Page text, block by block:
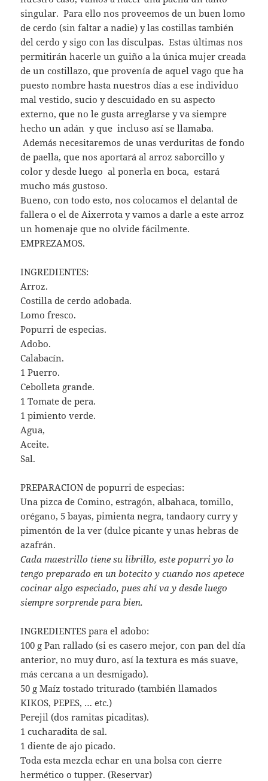
singular. Para ello nos proveemos de un buen lomo
de cerdo (sin faltar a nadie) y las costillas también
del cerdo y sigo con las disculpas. Estas últimas nos
permitirán hacerle un guiño a la única mujer creada
de un costillazo, que provenía de aquel vago que ha
puesto nombre hasta nuestros días a ese individuo
mal vestido, sucio y descuidado en su aspecto
externo, que no le gusta arreglarse y va siempre
hecho un adán y que incluso así se llamaba.
Además necesitaremos de unas verduritas de fondo
de paella, que nos aportará al arroz saborcillo y
color y desde luego al ponerla en boca, estará
mucho más gustoso.
Bueno, con todo esto, nos colocamos el delantal de
fallera o el de Aixerrota y vamos a darle a este arroz
un homenaje que no olvide fácilmente.
EMPREZAMOS.
INGREDIENTES:
Arroz.
Costilla de cerdo adobada.
Lomo fresco.
Popurri de especias.
Adobo.
Calabacín.
1 Puerro.
Cebolleta grande.
1 Tomate de pera.
1 pimiento verde.
Agua,
Aceite.
Sal.
PREPARACION de popurri de especias:
Una pizca de Comino, estragón, albahaca, tomillo,
orégano, 5 bayas, pimienta negra, tandaory curry y
pimentón de la ver (dulce picante y unas hebras de
azafrán.
Cada maestrillo tiene su librillo, este popurri yo lo
tengo preparado en un botecito y cuando nos apetece
cocinar algoespeciado, pues ahí va y desde luego
siempre sorprende para bien.
INGREDIENTES para el adobo:
100 g Pan rallado (si es casero mejor, con pan del día
anterior, no muy duro, así la textura es más suave,
más cercana a un desmigado).
50 g Maíz tostado triturado (también llamados
KIKOS, PEPES, … etc.)
Perejil (dos ramitas picaditas).
1 cucharadita de sal.
1 diente de ajo picado.
Toda esta mezcla echar en una bolsa con cierre
hermético o tupper. (Reservar)